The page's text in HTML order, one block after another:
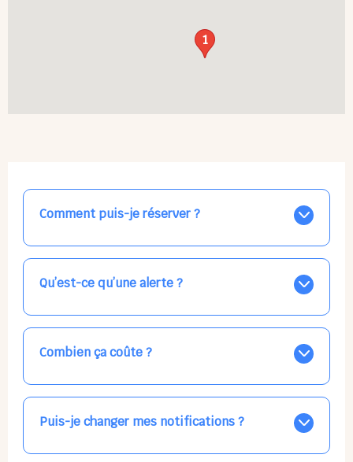
1
Comment puis-je réserver ?
Nos places libres au quotidien sont affichées jour par
jour dans le calendrier ci-dessus, EN BLEU. Tapez sur
celle qui vous intéresse, choisissez vos horaires, et la
confirmation est immédiate ! Vos accueils
Qu’est-ce qu’une alerte ?
Vous avez besoin d'une solution d'accueil pour une
date précise, ou pour un jour régulier dans la semaine,
mais les places disponibles EN BLEU ne correspondent
pas ? Créez une alerte ponctuelle ou récurrente, ainsi
Combien ça coûte ?
Votre accueil est normalement facturé par la direction
de la crèche, en fin de mois, selon votre taux horaire
habituel. N'hésitez pas à confirmer directement avec
l'équipe lors de la prochaine visite !
Puis-je changer mes notifications ?
Dans votre profil (bouton bleu en haut à droite), vous